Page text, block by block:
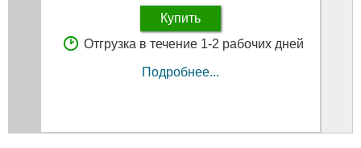
Купить
Отгрузка в течение 1-2 рабочих дней
Подробнее...